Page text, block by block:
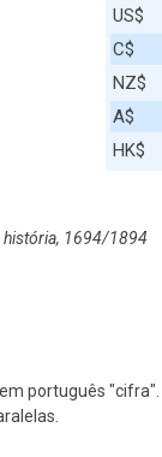
US$
C$
NZ$
A$
HK$
história, 1694/1894
português